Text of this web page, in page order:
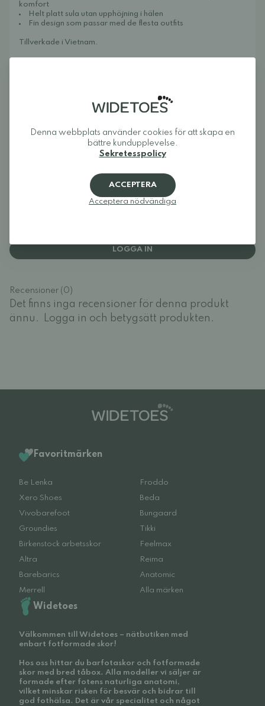
komfort
Helt platt sula utan upphöjning i hälen
Fin design som passar med de flesta outfits
Tillverkade i Vietnam.
är att samla ett av Europas bästa utbud av fotformade på ett
ställe och göra det enkelt att hitta modeller som ger tårna den
Widetoes: skor som ser ut som foten, inte tvärtom.
LOGGA IN
Recensioner (0)
Det finns inga recensioner för denna produkt
ännu.
Logga in och betygsätt produkten.
Favoritmärken
Be Lenka
Froddo
Xero Shoes
Beda
Vivobarefoot
Bungaard
Groundies
Tikki
Birkenstock arbetsskor
Feelmax
Altra
Reima
Barebarics
Anatomic
Merrell
Alla märken
Widetoes
Välkommen till Widetoes – nätbutiken med
enbart fotformade skor!
Hos oss hittar du barfotaskor och fotformade
skor med bred tåbox. Alla modeller vi säljer är
formade efter fotens naturliga anatomi,
vilket minskar risken för besvär och bidrar till
god fothälsa. Det är vår specialitet och något
Denna webbplats använder cookies för att skapa en
bättre kundupplevelse.
Sekretesspolicy
ACCEPTERA
Acceptera nödvändiga